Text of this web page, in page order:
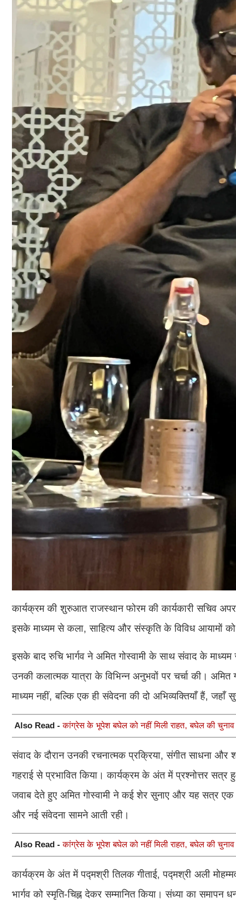
कार्यक्रम की शुरुआत राजस्थान फोरम की कार्यकारी सचिव
इसके माध्यम से कला, साहित्य और संस्कृति के विविध आयामों
इसके बाद रुचि भार्गव ने अमित गोस्वामी के साथ संवाद के
उनकी कलात्मक यात्रा के विभिन्न अनुभवों पर चर्चा की।
माध्यम नहीं, बल्कि एक ही संवेदना की दो अभिव्यक्तियाँ हैं,
Also Read -कांग्रेस के भूपेश बघेल को नहीं मिली राहत, बघेल की चुनाव
संवाद के दौरान उनकी रचनात्मक प्रक्रिया, संगीत साधना और
गहराई से प्रभावित किया। कार्यक्रम के अंत में प्रश्नोत्तर
जवाब देते हुए अमित गोस्वामी ने कई शेर सुनाए और यह सत्र
और नई संवेदना सामने आती रही।
Also Read -कांग्रेस के भूपेश बघेल को नहीं मिली राहत, बघेल की चुनाव
कार्यक्रम के अंत में पद्मश्री तिलक गीताई, पद्मश्री अली
भार्गव को स्मृति-चिह्न देकर सम्मानित किया। संध्या का समापन